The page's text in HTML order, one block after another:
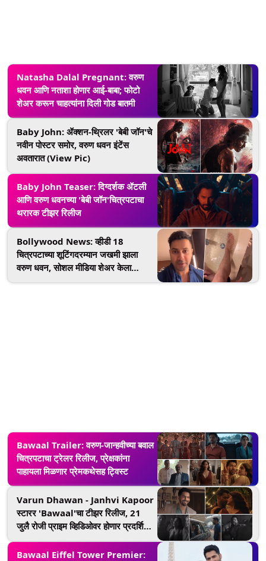
Natasha Dalal Pregnant: वरुण
धवन आणि नताशा होणार आई-बाबा; फोटो
शेअर करून चाहत्यांना दिली गोड बातमी
Baby John: ॲक्शन-थ्रिलर 'बेबी जॉन'चे
नवीन पोस्टर समोर, वरुण धवन इंटेंस
अवतारात (View Pic)
Baby John Teaser: दिग्दर्शक ॲटली
आणि वरुण धवनच्या 'बेबी जॉन'चित्रपटाचा
थरारक टीझर रिलीज
Bollywood News: व्हीडी 18
चित्रपटाच्या शूटिंगदरम्यान जखमी झाला
वरुण धवन, सोशल मीडिया शेअर केला
Bawaal Trailer: वरुण-जान्हवीच्या बवाल
चित्रपटाचा ट्रेलर रिलीज, प्रेक्षकांना
पाहायला मिळणार प्रेमकथेसह ट्विस्ट
Varun Dhawan - Janhvi Kapoor
स्टारर 'Bawaal'चा टीझर रिलीज, 21
जुलै रोजी प्राइम व्हिडिओवर होणार प्रदर्शित
(Watch Video)
Bawaal Eiffel Tower Premier: